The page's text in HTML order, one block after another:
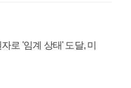
로 '임계 상태' 도달, 미